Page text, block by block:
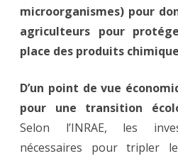
microorganismes) pour
agriculteurs pour
place des produits
D’un point de vue
pour une transition
Selon l’INRAE, les
nécessaires pour tripler